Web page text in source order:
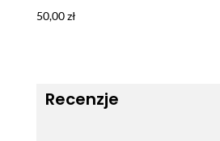
50,00zł
Recenzje